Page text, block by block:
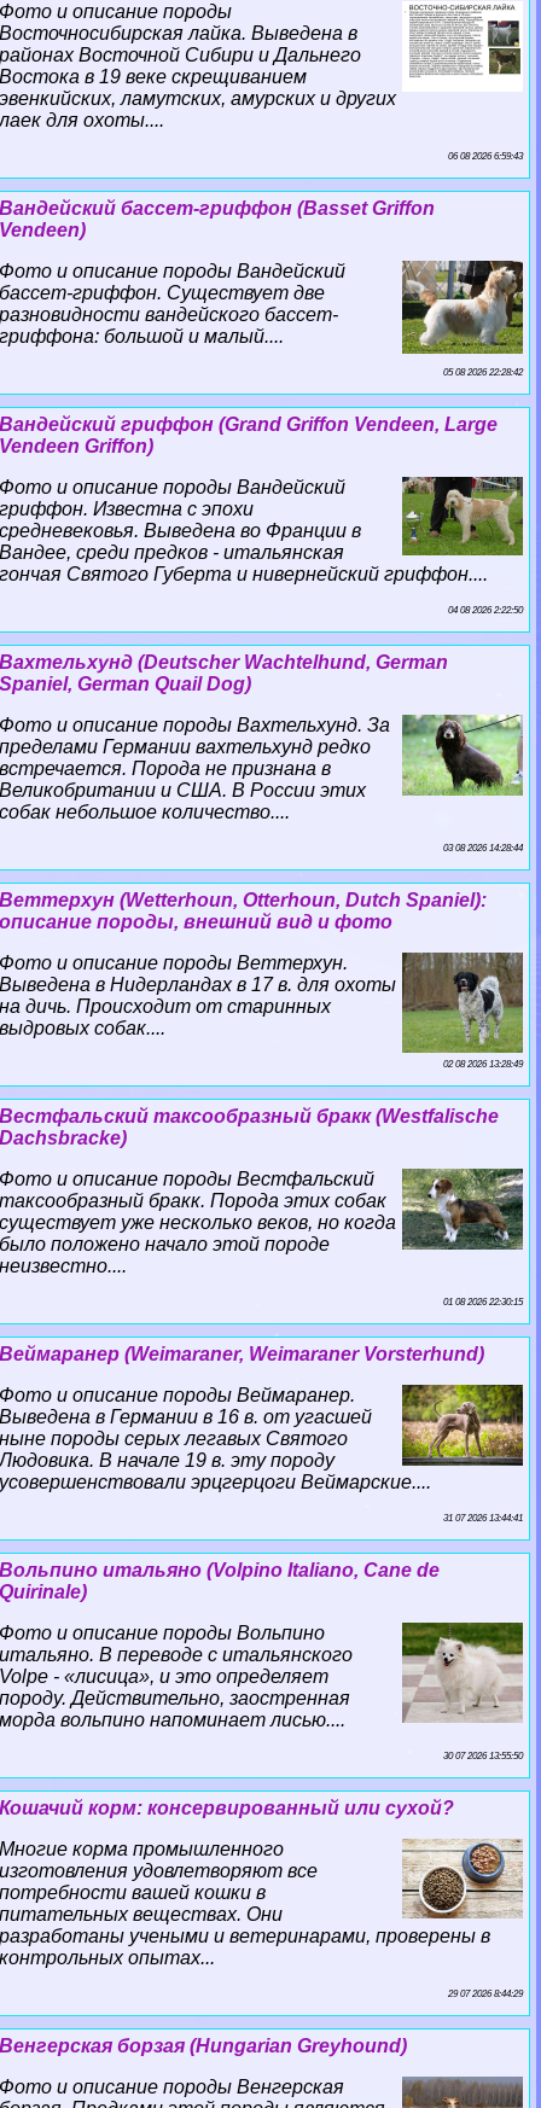
Фото и описание породы
Восточносибирская лайка. Выведена в
районах Восточной Сибири и Дальнего
Востока в 19 веке скрещиванием
эвенкийских, ламутских, амурских и других
лаек для охоты....
06 08 2026 6:59:43
Вандейский бассет-гриффон (Basset Griffon
Vendeen)
Фото и описание породы Вандейский
бассет-гриффон. Существует две
разновидности вандейского бассет-
гриффона: большой и малый....
05 08 2026 22:28:42
Вандейский гриффон (Grand Griffon Vendeen, Large
Vendeen Griffon)
Фото и описание породы Вандейский
гриффон. Известна с эпохи
средневековья. Выведена во Франции в
Вандее, среди предков - итальянская
гончая Святого Губерта и нивернейский гриффон....
04 08 2026 2:22:50
Вахтельхунд (Deutscher Wachtelhund, German
Spaniel, German Quail Dog)
Фото и описание породы Вахтельхунд. За
пределами Германии вахтельхунд редко
встречается. Порода не признана в
Великобритании и США. В России этих
собак небольшое количество....
03 08 2026 14:28:44
Веттерхун (Wetterhoun, Otterhoun, Dutch Spaniel):
описание породы, внешний вид и фото
Фото и описание породы Веттерхун.
Выведена в Нидерландах в 17 в. для охоты
на дичь. Происходит от старинных
выдровых собак....
02 08 2026 13:28:49
Вестфальский таксообразный бpaкк (Westfalische
Dachsbracke)
Фото и описание породы Вестфальский
таксообразный бpaкк. Порода этих собак
существует уже несколько веков, но когда
было положено начало этой породе
неизвестно....
01 08 2026 22:30:15
Веймаранер (Weimaraner, Weimaraner Vorsterhund)
Фото и описание породы Веймаранер.
Выведена в Германии в 16 в. от угасшей
ныне породы серых легавых Святого
Людовика. В начале 19 в. эту породу
усовершенствовали эрцгерцоги Веймарские....
31 07 2026 13:44:41
Вольпино итальяно (Volpino Italiano, Cane de
Quirinale)
Фото и описание породы Вольпино
итальяно. В переводе с итальянского
Volpe - «лисица», и это определяет
породу. Действительно, заостренная
морда вольпино напоминает лисью....
30 07 2026 13:55:50
Кошачий корм: консервированный или сухой?
Многие корма промышленного
изготовления удовлетворяют все
потребности вашей кошки в
питательных веществах. Они
разработаны учеными и ветеринарами, проверены в
контрольных опытах...
29 07 2026 8:44:29
Венгерская борзая (Hungarian Greyhound)
Фото и описание породы Венгерская